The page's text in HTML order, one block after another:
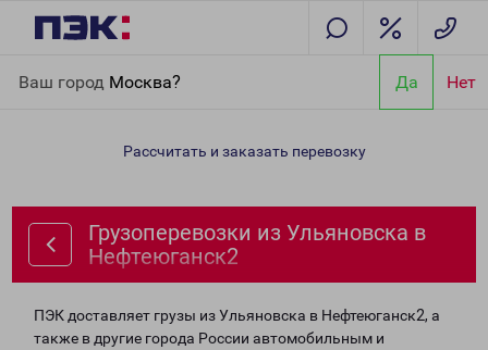
Ваш город Москва? Да Нет
Нефтеюганск2
Рассчитать и заказать перевозку
Грузоперевозки из Ульяновска в
Нефтеюганск2
ПЭК доставляет грузы из Ульяновска в Нефтеюганск2, а
также в другие города России автомобильным и